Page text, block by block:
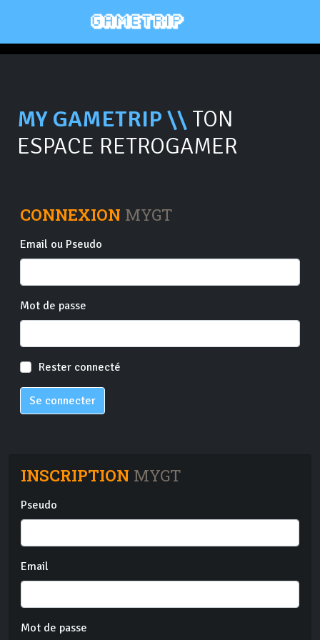
MY GAMETRIP \\ TON
ESPACE RETROGAMER
CONNEXION MYGT
Email ou Pseudo
Mot de passe
Rester connecté
Se connecter
INSCRIPTION MYGT
Pseudo
Email
Mot de passe